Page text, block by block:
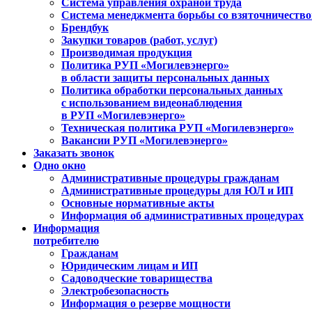
Система управления охраной труда
Система менеджмента борьбы со
Брендбук
Закупки товаров (работ, услуг)
Производимая продукция
Политика РУП «Могилевэнерго»
в области защиты персональных данных
Политика обработки персональных данных
с использованием видеонаблюдения
в РУП «Могилевэнерго»
Техническая политика РУП «Могилевэнерго»
Вакансии РУП «Могилевэнерго»
Заказать звонок
Одно окно
Административные процедуры гражданам
Административные процедуры для ЮЛ и ИП
Основные нормативные акты
Информация об административных процедурах
Информация
потребителю
Гражданам
Юридическим лицам и ИП
Садоводческие товарищества
Электробезопасность
Информация о резерве мощности